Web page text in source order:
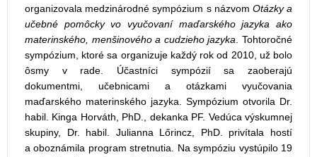
organizovala medzinárodné sympózium s názvom Otázky a
učebné pomôcky vo vyučovaní maďarského jazyka ako
materinského, menšinového a cudzieho jazyka. Tohtoročné
sympózium, ktoré sa organizuje každý rok od 2010, už bolo
ôsmy v rade. Účastníci sympózií sa zaoberajú
dokumentmi, učebnicami a otázkami vyučovania
maďarského materinského jazyka. Sympózium otvorila Dr.
habil. Kinga Horváth, PhD., dekanka PF. Vedúca výskumnej
skupiny, Dr. habil. Julianna Lőrincz, PhD. privítala hostí
a oboznámila program stretnutia. Na sympóziu vystúpilo 19